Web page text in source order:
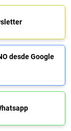
desde Google